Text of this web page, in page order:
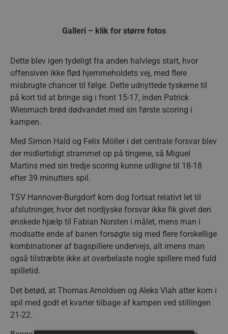
Galleri – klik for større fotos
Dette blev igen tydeligt fra anden halvlegs start, hvor
offensiven ikke flød hjemmeholdets vej, med flere
misbrugte chancer til følge. Dette udnyttede tyskerne til
på kort tid at bringe sig i front 15-17, inden Patrick
Wiesmach brød dødvandet med sin første scoring i
kampen.
Med Simon Hald og Felix Möller i det centrale forsvar blev
der midlertidigt strammet op på tingene, så Miguel
Martins med sin tredje scoring kunne udligne til 18-18
efter 39 minutters spil.
TSV Hannover-Burgdorf kom dog fortsat relativt let til
afslutninger, hvor det nordjyske forsvar ikke fik givet den
ønskede hjælp til Fabian Norsten i målet, mens man i
modsatte ende af banen forsøgte sig med flere forskellige
kombinationer af bagspillere undervejs, alt imens man
også tilstræbte ikke at overbelaste nogle spillere med fuld
spilletid.
Det betød, at Thomas Arnoldsen og Aleks Vlah atter kom i
spil med godt et kvarter tilbage af kampen ved stillingen
21-22.